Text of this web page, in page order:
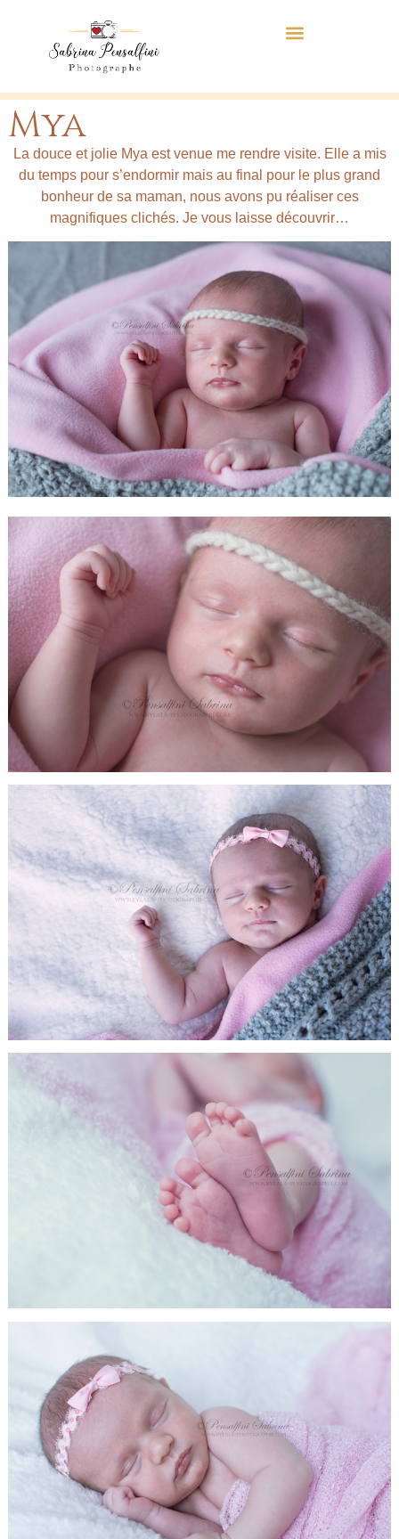
Mya
La douce et jolie Mya est venue me rendre visite. Elle a mis
du temps pour s’endormir mais au final pour le plus grand
bonheur de sa maman, nous avons pu réaliser ces
magnifiques clichés. Je vous laisse découvrir…